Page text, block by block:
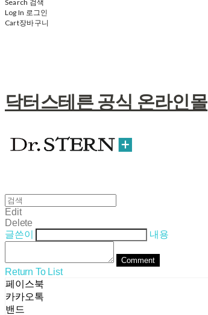
Search 검색
Log In 로그인
Cart장바구니
닥터스테른 공식 온라인몰
Edit
Delete
글쓴이
내용
Comment
Return To List
페이스북
카카오톡
밴드